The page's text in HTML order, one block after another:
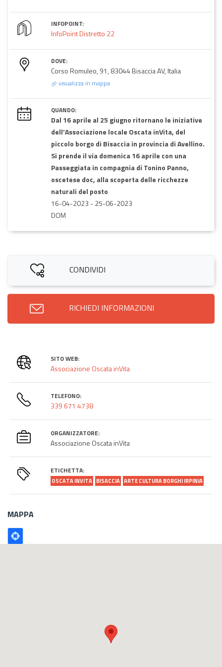
INFOPOINT:
InfoPoint Distretto 22
DOVE:
Corso Romuleo, 91, 83044 Bisaccia AV, Italia
visualizza in mappa
QUANDO:
Dal 16 aprile al 25 giugno ritornano le iniziative
dell'Associazione locale Oscata inVita, del
piccolo borgo di Bisaccia in provincia di Avellino.
Si prende il via domenica 16 aprile con una
Passeggiata in compagnia di Tonino Panno,
oscetese doc, alla scoperta delle ricchezze
naturali del posto
16-04-2023 -25-06-2023
DOM
CONDIVIDI
RICHIEDI INFORMAZIONI
SITO WEB:
Associazione Oscata inVita
TELEFONO:
339 671 4738
ORGANIZZATORE:
Associazione Oscata inVita
ETICHETTA:
OSCATA INVITA BISACCIA ARTE CULTURA BORGHI IRPINIA
MAPPA
Poligono
GEO